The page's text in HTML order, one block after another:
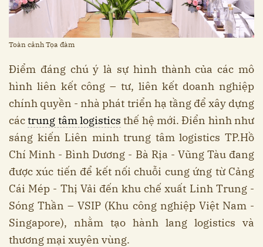
Toàn cảnh Tọa đàm
Điểm đáng chú ý là sự hình thành của các mô
hình liên kết công – tư, liên kết doanh nghiệp
chính quyền - nhà phát triển hạ tầng để xây dựng
cáctrung tâm logistics thế hệ mới. Điển hình như
sáng kiến Liên minh trung tâm logistics TP.Hồ
Chí Minh - Bình Dương - Bà Rịa - Vũng Tàu đang
được xúc tiến để kết nối chuỗi cung ứng từ Cảng
Cái Mép - Thị Vải đến khu chế xuất Linh Trung -
Sóng Thần – VSIP (Khu công nghiệp Việt Nam -
Singapore), nhằm tạo hành lang logistics và
thương mại xuyên vùng.